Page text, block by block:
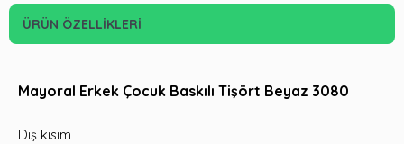
ÜRÜN ÖZELLIKLERI
Mayoral Erkek Çocuk Baskılı Tişört Beyaz 3080
Dış kısım